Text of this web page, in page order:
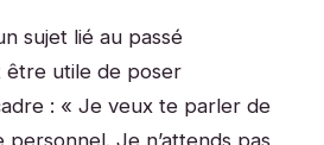
sujet lié au passé
être utile de poser
: « Je veux te parler de